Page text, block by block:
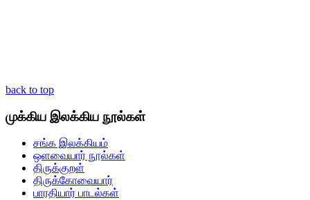
back to top
முக்கிய இலக்கிய நூல்கள்
சங்க இலக்கியம்
ஒளவையார் நூல்கள்
திருக்குறள்
திருக்கோவையார்
பாரதியார் பாடல்கள்